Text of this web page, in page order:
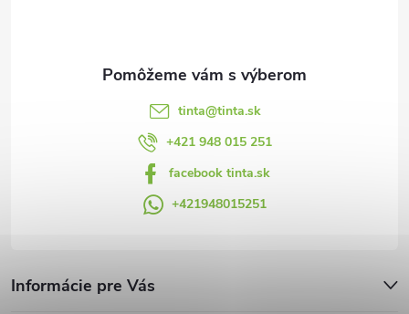
tinta@tinta.sk
+421 948 015 251
facebook tinta.sk
+421948015251
Informácie pre Vás